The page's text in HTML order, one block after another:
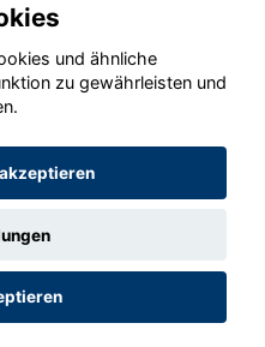
2020 - 2026
und ähnliche
zu gewährleisten und